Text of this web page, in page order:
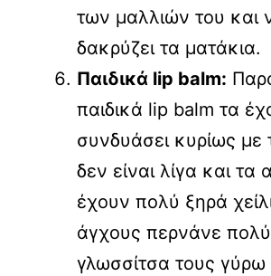
των μαλλιών του και
δακρύζει τα ματάκια.
Παιδικά lip balm:
παιδικά lip balm τα
συνδυάσει κυρίως με
δεν είναι λίγα και τα
έχουν πολύ ξηρά
άγχους περνάνε
γλωσσίτσα τους